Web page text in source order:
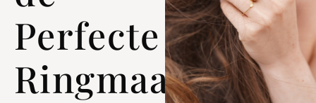
Perfecte
Ringmaat